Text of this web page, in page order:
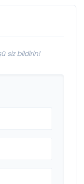
siz bildirin!